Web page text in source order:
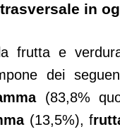
in
frutta e
dei
(83,8%
(13,5%), f